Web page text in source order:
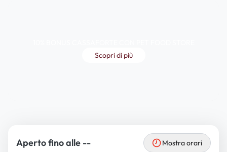
Scopri di più
Aperto fino alle -- Mostra orari